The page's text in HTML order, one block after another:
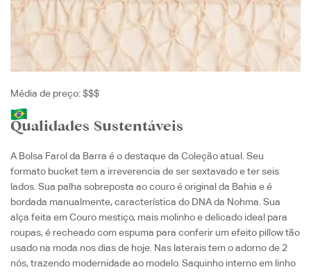
Média de preço: $$$
Qualidades Sustentáveis
A Bolsa Farol da Barra é o destaque da Coleção atual. Seu
formato bucket tem a irreverencia de ser sextavado e ter seis
lados. Sua palha sobreposta ao couro é original da Bahia e é
bordada manualmente, característica do DNA da Nohma. Sua
alça feita em Couro mestiço, mais molinho e delicado ideal para
roupas, é recheado com espuma para conferir um efeito pillow tão
usado na moda nos dias de hoje. Nas laterais tem o adorno de 2
nós, trazendo modernidade ao modelo. Saquinho interno em linho